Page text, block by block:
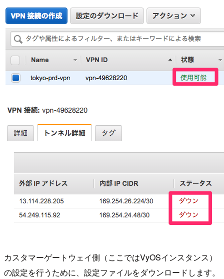
カスタマーゲートウェイ側（ここではVyOSインスタンス）
の設定を行うために、設定ファイルをダウンロードします。